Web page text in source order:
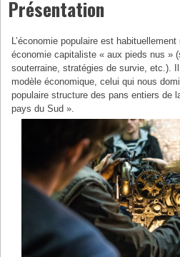
Présentation
L’économie populaire est
économie capitaliste « aux pieds nus »
souterraine, stratégies de survie, etc.). Il
modèle économique, celui qui nous
populaire structure des pans entiers de
pays du Sud ».